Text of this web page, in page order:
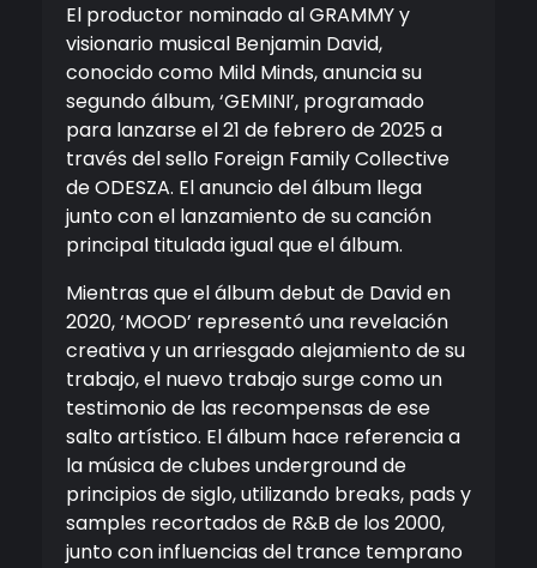
El productor nominado al GRAMMY y
visionario musical Benjamin David,
conocido como Mild Minds, anuncia su
segundo álbum, ‘GEMINI’, programado
para lanzarse el 21 de febrero de 2025 a
través del sello Foreign Family Collective
de ODESZA. El anuncio del álbum llega
junto con el lanzamiento de su canción
principal titulada igual que el álbum.
Mientras que el álbum debut de David en
2020, ‘MOOD’ representó una revelación
creativa y un arriesgado alejamiento de su
trabajo, el nuevo trabajo surge como un
testimonio de las recompensas de ese
salto artístico. El álbum hace referencia a
la música de clubes underground de
principios de siglo, utilizando breaks, pads y
samples recortados de R&B de los 2000,
junto con influencias del trance temprano